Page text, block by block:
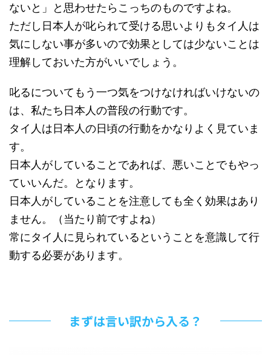
ないと」と思わせたらこっちのものですよね。
ただし日本人が叱られて受ける思いよりもタイ人は
気にしない事が多いので効果としては少ないことは
理解しておいた方がいいでしょう。
叱るについてもう一つ気をつけなければいけないの
は、私たち日本人の普段の行動です。
タイ人は日本人の日頃の行動をかなりよく見ていま
す。
日本人がしていることであれば、悪いことでもやっ
ていいんだ。となります。
日本人がしていることを注意しても全く効果はあり
ません。（当たり前ですよね）
常にタイ人に見られているということを意識して行
動する必要があります。
まずは言い訳から入る？